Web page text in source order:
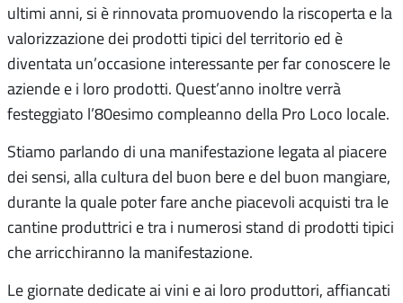
ultimi anni, si è rinnovata promuovendo la riscoperta e la
valorizzazione dei prodotti tipici del territorio ed è
diventata un’occasione interessante per far conoscere le
aziende e i loro prodotti. Quest’anno inoltre verrà
festeggiato l’80esimo compleanno della Pro Loco locale.
Stiamo parlando di una manifestazione legata al piacere
dei sensi, alla cultura del buon bere e del buon mangiare,
durante la quale poter fare anche piacevoli acquisti tra le
cantine produttrici e tra i numerosi stand di prodotti tipici
che arricchiranno la manifestazione.
Le giornate dedicate ai vini e ai loro produttori, affiancati